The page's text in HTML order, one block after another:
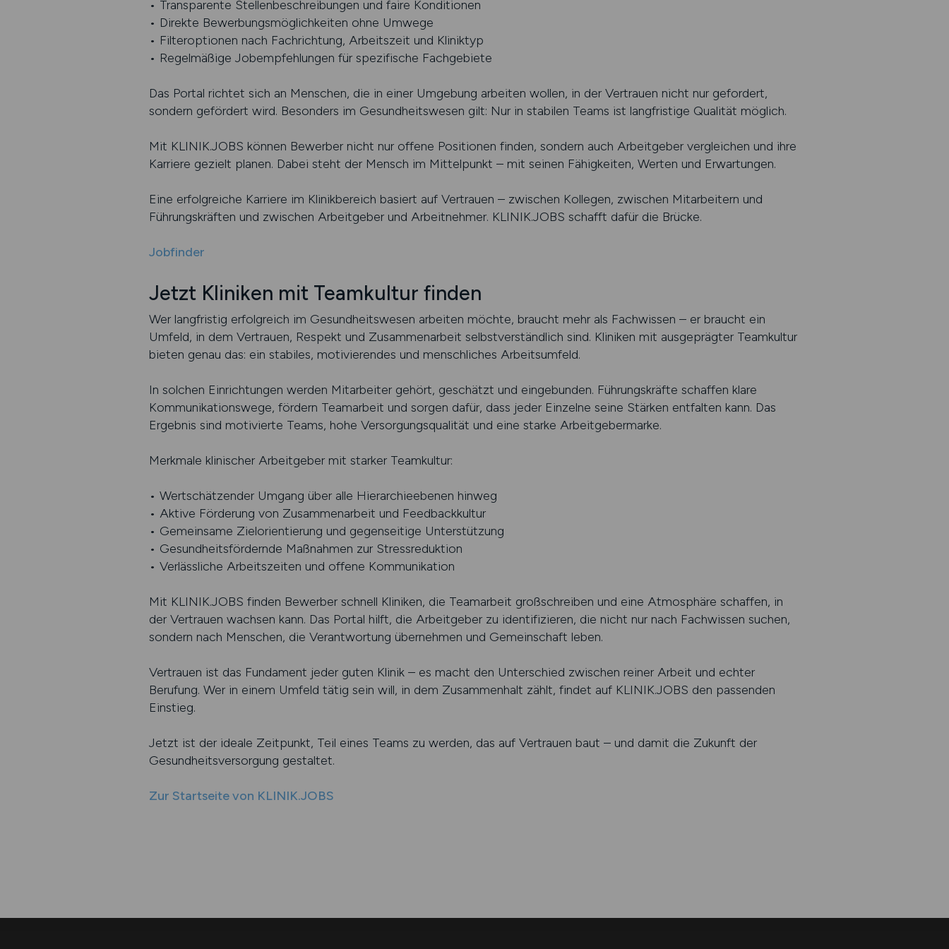
• Transparente Stellenbeschreibungen und faire Konditionen
• Direkte Bewerbungsmöglichkeiten ohne Umwege
• Filteroptionen nach Fachrichtung, Arbeitszeit und Kliniktyp
• Regelmäßige Jobempfehlungen für spezifische Fachgebiete
Das Portal richtet sich an Menschen, die in einer Umgebung arbeiten wollen, in der Vertrauen nicht nur gefordert,
sondern gefördert wird. Besonders im Gesundheitswesen gilt: Nur in stabilen Teams ist langfristige Qualität möglich.
Mit KLINIK.JOBS können Bewerber nicht nur offene Positionen finden, sondern auch Arbeitgeber vergleichen und ihre
Karriere gezielt planen. Dabei steht der Mensch im Mittelpunkt – mit seinen Fähigkeiten, Werten und Erwartungen.
Eine erfolgreiche Karriere im Klinikbereich basiert auf Vertrauen – zwischen Kollegen, zwischen Mitarbeitern und
Führungskräften und zwischen Arbeitgeber und Arbeitnehmer. KLINIK.JOBS schafft dafür die Brücke.
Jobfinder
Jetzt Kliniken mit Teamkultur finden
Wer langfristig erfolgreich im Gesundheitswesen arbeiten möchte, braucht mehr als Fachwissen – er braucht ein
Umfeld, in dem Vertrauen, Respekt und Zusammenarbeit selbstverständlich sind. Kliniken mit ausgeprägter Teamkultur
bieten genau das: ein stabiles, motivierendes und menschliches Arbeitsumfeld.
In solchen Einrichtungen werden Mitarbeiter gehört, geschätzt und eingebunden. Führungskräfte schaffen klare
Kommunikationswege, fördern Teamarbeit und sorgen dafür, dass jeder Einzelne seine Stärken entfalten kann. Das
Ergebnis sind motivierte Teams, hohe Versorgungsqualität und eine starke Arbeitgebermarke.
Merkmale klinischer Arbeitgeber mit starker Teamkultur:
• Wertschätzender Umgang über alle Hierarchieebenen hinweg
• Aktive Förderung von Zusammenarbeit und Feedbackkultur
• Gemeinsame Zielorientierung und gegenseitige Unterstützung
• Gesundheitsfördernde Maßnahmen zur Stressreduktion
• Verlässliche Arbeitszeiten und offene Kommunikation
Mit KLINIK.JOBS finden Bewerber schnell Kliniken, die Teamarbeit großschreiben und eine Atmosphäre schaffen, in
der Vertrauen wachsen kann. Das Portal hilft, die Arbeitgeber zu identifizieren, die nicht nur nach Fachwissen suchen,
sondern nach Menschen, die Verantwortung übernehmen und Gemeinschaft leben.
Vertrauen ist das Fundament jeder guten Klinik – es macht den Unterschied zwischen reiner Arbeit und echter
Berufung. Wer in einem Umfeld tätig sein will, in dem Zusammenhalt zählt, findet auf KLINIK.JOBS den passenden
Einstieg.
Jetzt ist der ideale Zeitpunkt, Teil eines Teams zu werden, das auf Vertrauen baut – und damit die Zukunft der
Gesundheitsversorgung gestaltet.
Zur Startseite von KLINIK.JOBS